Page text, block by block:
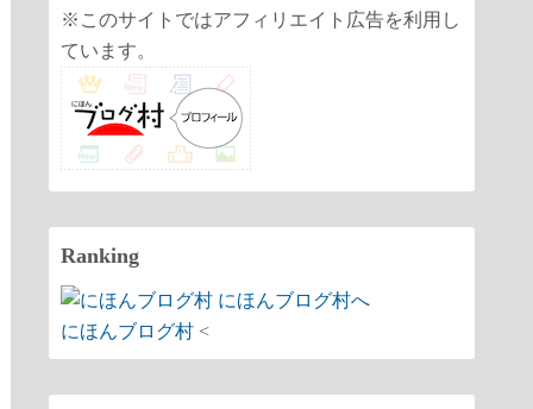
※このサイトではアフィリエイト広告を利用し
ています。
Ranking
にほんブログ村 <